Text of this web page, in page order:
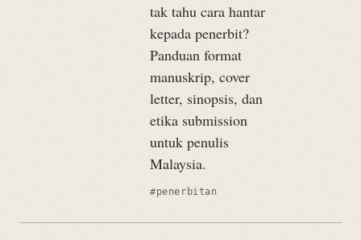
tak tahu cara hantar
kepada penerbit?
Panduan format
manuskrip, cover
letter, sinopsis, dan
etika submission
untuk penulis
Malaysia.
#penerbitan